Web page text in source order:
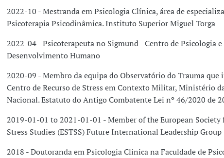
2022-10 - Mestranda em Psicologia Clínica, área de
Psicoterapia Psicodinâmica. Instituto Superior Miguel Torga
2022-04 - Psicoterapeuta no Sigmund - Centro de Psicologia e
Desenvolvimento Humano
2020-09 - Membro da equipa do Observatório do Trauma que
Centro de Recurso de Stress em Contexto Militar, Ministério
Nacional. Estatuto do Antigo Combatente Lei nº 46/2020 de
2019-01-01 to 2021-01-01 - Member of the European Society
Stress Studies (ESTSS) Future International Leadership Group
2018 - Doutoranda em Psicologia Clínica na Faculdade de